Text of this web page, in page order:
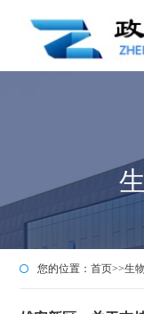
您的位置：首页>>生